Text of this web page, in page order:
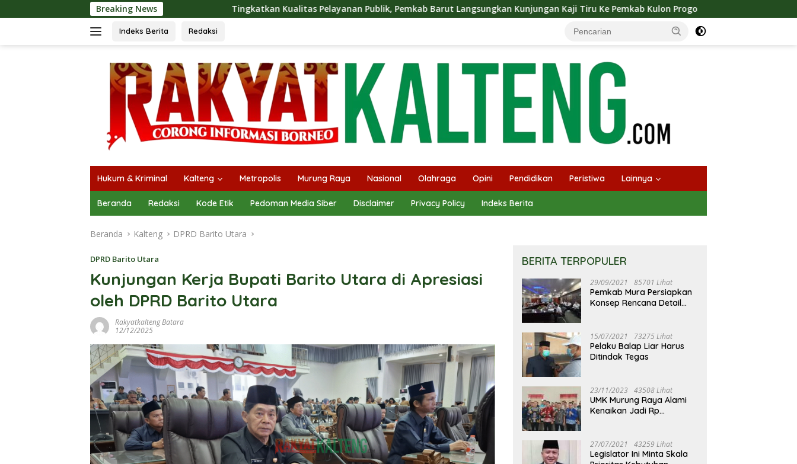
ke
Breaking NewsTingkatkan Kualitas Pelayanan Publik, Pemkab Barut Langsungkan Kunjungan Kaji Tiru Ke Pemkab Kulon Progo Langsungkan Kaji Tiru, Bupati Bantul
Indeks Berita Redaksi
Hukum & Kriminal Kalteng Metropolis Murung Raya Nasional Olahraga Opini Pendidikan Peristiwa Lainnya
Beranda Redaksi Kode Etik Pedoman Media Siber Disclaimer Privacy Policy Indeks Berita
Beranda Kalteng DPRD Barito Utara
DPRD Barito Utara
Kunjungan Kerja Bupati Barito Utara di Apresiasi
oleh DPRD Barito Utara
Rakyatkalteng Batara
12/12/2025
BERITA TERPOPULER
29/09/2021 85701 Lihat
Pemkab Mura Persiapkan
Konsep Rencana Detail
15/07/2021 73275 Lihat
Pelaku Balap Liar Harus
Ditindak Tegas
23/11/2023 43508 Lihat
UMK Murung Raya Alami
Kenaikan Jadi Rp
27/07/2021 43259 Lihat
Legislator Ini Minta Skala